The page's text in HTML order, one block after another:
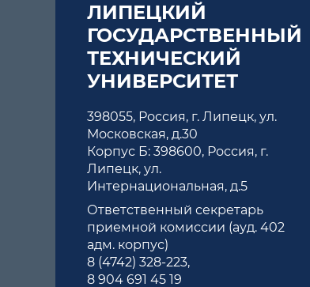
ЛИПЕЦКИЙ
ГОСУДАРСТВЕННЫЙ
ТЕХНИЧЕСКИЙ
УНИВЕРСИТЕТ
398055, Россия, г. Липецк, ул.
Московская, д.30
Корпус Б: 398600, Россия, г.
Липецк, ул.
Интернациональная, д.5
Ответственный секретарь
приемной комиссии (ауд. 402
адм. корпус)
8 (4742) 328-223,
8 904 691 45 19